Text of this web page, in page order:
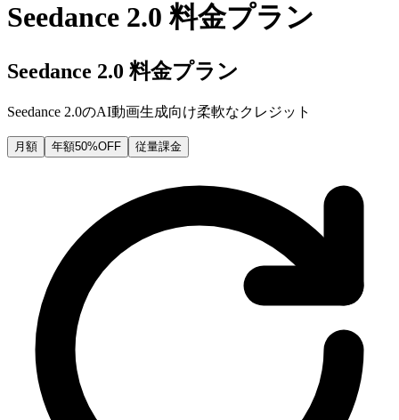
Seedance 2.0 料金プラン
Seedance 2.0 料金プラン
Seedance 2.0のAI動画生成向け柔軟なクレジット
月額 年額50%OFF 従量課金